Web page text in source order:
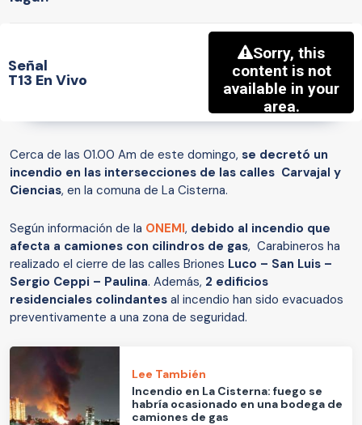
Señal
T13 En Vivo
Cerca de las 01.00 Am de este domingo, se decretó un
incendio en las intersecciones de las calles Carvajal y
Ciencias, en la comuna de La Cisterna.
Según información de la ONEMI, debido al incendio que
afecta a camiones con cilindros de gas, Carabineros ha
realizado el cierre de las calles Briones Luco – San Luis –
Sergio Ceppi – Paulina. Además, 2 edificios
residenciales colindantes al incendio han sido evacuados
preventivamente a una zona de seguridad.
Lee También
Incendio en La Cisterna: fuego se
habría ocasionado en una bodega de
camiones de gas